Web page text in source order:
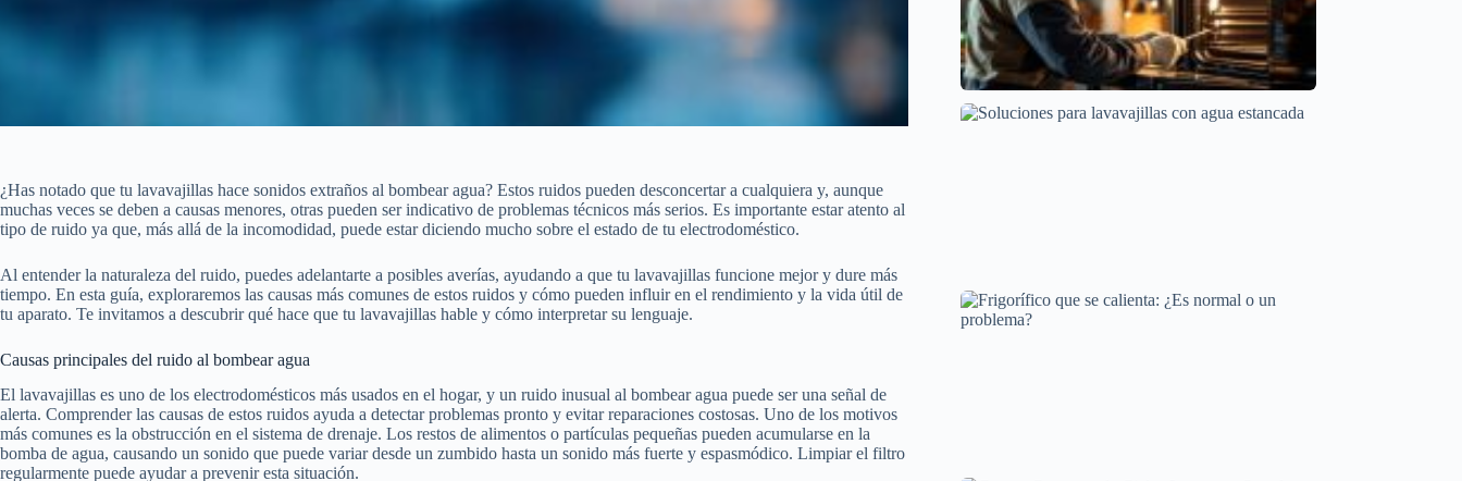
¿Has notado que tu lavavajillas hace sonidos extraños al bombear agua? Estos ruidos pueden desconcertar a cualquiera y, aunque
muchas veces se deben a causas menores, otras pueden ser indicativo de problemas técnicos más serios. Es importante estar atento al
tipo de ruido ya que, más allá de la incomodidad, puede estar diciendo mucho sobre el estado de tu electrodoméstico.
Al entender la naturaleza del ruido, puedes adelantarte a posibles averías, ayudando a que tu lavavajillas funcione mejor y dure más
tiempo. En esta guía, exploraremos las causas más comunes de estos ruidos y cómo pueden influir en el rendimiento y la vida útil de
tu aparato. Te invitamos a descubrir qué hace que tu lavavajillas hable y cómo interpretar su lenguaje.
Causas principales del ruido al bombear agua
El lavavajillas es uno de los electrodomésticos más usados en el hogar, y un ruido inusual al bombear agua puede ser una señal de
alerta. Comprender las causas de estos ruidos ayuda a detectar problemas pronto y evitar reparaciones costosas. Uno de los motivos
más comunes es la obstrucción en el sistema de drenaje. Los restos de alimentos o partículas pequeñas pueden acumularse en la
bomba de agua, causando un sonido que puede variar desde un zumbido hasta un sonido más fuerte y espasmódico. Limpiar el filtro
regularmente puede ayudar a prevenir esta situación.
Por Qué Tu Horno Se Apaga a Mitad de Cocción
Soluciones para lavavajillas con agua estancada
Mantenimiento y cuidado